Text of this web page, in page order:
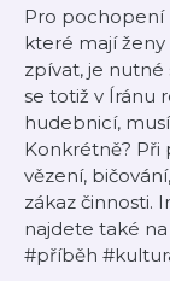
Pro pochopení
které mají
zpívat, je
se totiž v Íránu
hudebnicí,
Konkrétně? Při
vězení,
zákaz činnosti.
najdete také
#příběh